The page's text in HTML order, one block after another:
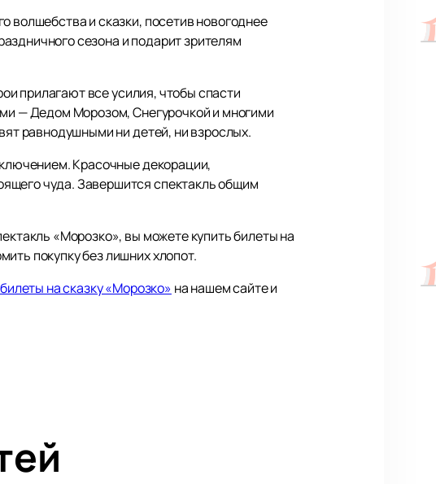
волшебства и сказки, посетив новогоднее
сезона и подарит зрителям
прилагают все усилия, чтобы спасти
— Дедом Морозом, Снегурочкой и многими
равнодушными ни детей, ни взрослых.
Красочные декорации,
чуда. Завершится спектакль общим
«Морозко», вы можете купить билеты на
покупку без лишних хлопот.
на сказку «Морозко» на нашем сайте и